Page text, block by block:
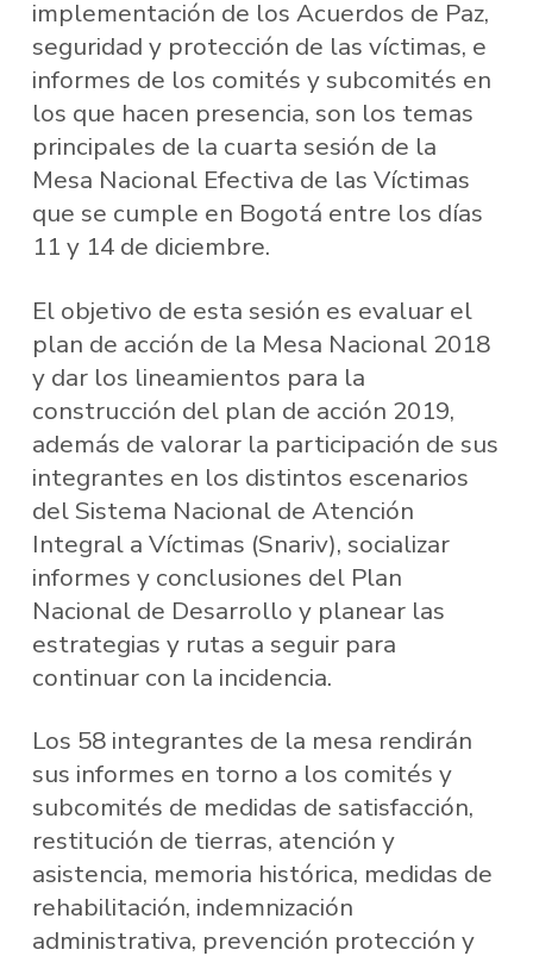
implementación de los Acuerdos de Paz,
seguridad y protección de las víctimas, e
informes de los comités y subcomités en
los que hacen presencia, son los temas
principales de la cuarta sesión de la
Mesa Nacional Efectiva de las Víctimas
que se cumple en Bogotá entre los días
11 y 14 de diciembre.
El objetivo de esta sesión es evaluar el
plan de acción de la Mesa Nacional 2018
y dar los lineamientos para la
construcción del plan de acción 2019,
además de valorar la participación de sus
integrantes en los distintos escenarios
del Sistema Nacional de Atención
Integral a Víctimas (Snariv), socializar
informes y conclusiones del Plan
Nacional de Desarrollo y planear las
estrategias y rutas a seguir para
continuar con la incidencia.
Los 58 integrantes de la mesa rendirán
sus informes en torno a los comités y
subcomités de medidas de satisfacción,
restitución de tierras, atención y
asistencia, memoria histórica, medidas de
rehabilitación, indemnización
administrativa, prevención protección y